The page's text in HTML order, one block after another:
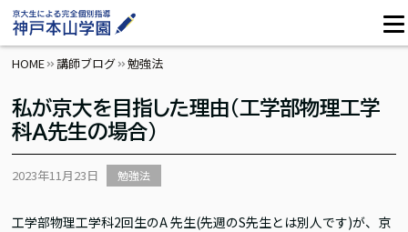
HOME 講師ブログ 勉強法
私が京大を目指した理由(工学部物理工学
科A先生の場合)
2023年11月23日 勉強法
工学部物理工学科2回生のA 先生(先週のS先生とは別人です)が、京